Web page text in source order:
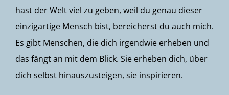
hast der Welt viel zu geben, weil du genau dieser
einzigartige Mensch bist, bereicherst du auch mich.
Es gibt Menschen, die dich irgendwie erheben und
das fängt an mit dem Blick. Sie erheben dich, über
dich selbst hinauszusteigen, sie inspirieren.